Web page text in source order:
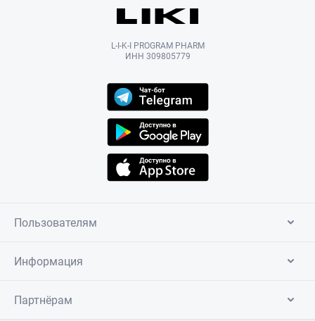
L-I-K-I PROGRAM PHARM
ИНН 309805779
Пользователям
Информация
Партнёрам